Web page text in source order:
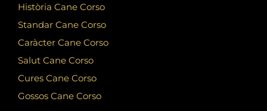
Història Cane Corso
Standar Cane Corso
Caràcter Cane Corso
Salut Cane Corso
Cures Cane Corso
Gossos Cane Corso